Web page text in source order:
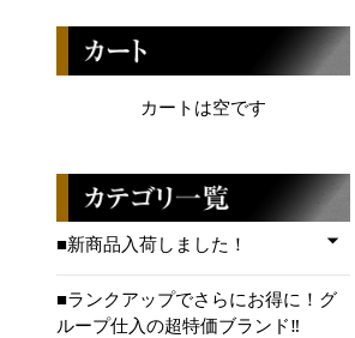
カートは空です
■新商品入荷しました！
■ランクアップでさらにお得に！グ
ループ仕入の超特価ブランド‼